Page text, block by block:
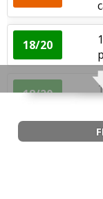
18/20
18/20
16/20